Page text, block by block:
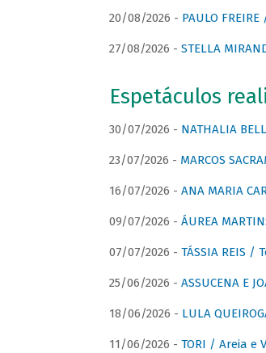
20/08/2026 - PAULO
27/08/2026 - STELLA
Espetáculos
30/07/2026 - NATHALIA
23/07/2026 - MARCOS
16/07/2026 - ANA MARIA
09/07/2026 - ÁUREA
07/07/2026 - TÁSSIA REIS /
25/06/2026 - ASSUCENA E
18/06/2026 - LULA
11/06/2026 - TORI / Areia e